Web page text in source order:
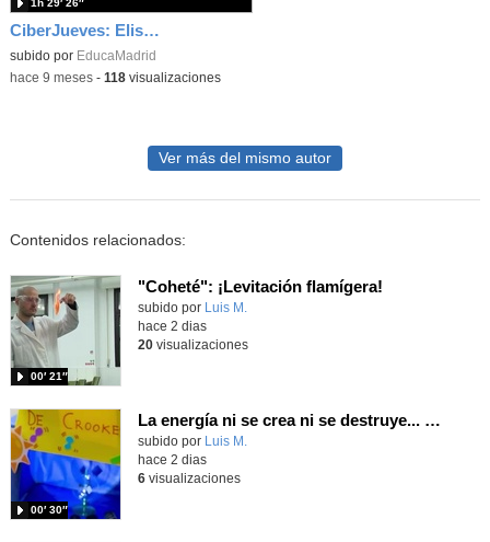
CiberJueves: Elisa Alises "Dos años, mil retos: una historia real de crecimiento en Ciberseguridad
subido por EducaMadrid
1h 29′ 26″
-hace 9 meses- 118visualizaciones
Ver más del mismo autor
Contenidos relacionados:
"Coheté": ¡Levitación flamígera!
Contenido educativo.
subido por Luis M.
00′ 21″
hace 2 dias
20visualizaciones
La energía ni se crea ni se destruye... ¡se experimenta! El Tierno en la Feria Madrid es Ciencia 2026
Contenido educativo.
subido por Luis M.
00′ 30″
hace 2 dias
6visualizaciones